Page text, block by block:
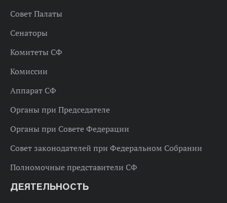
Совет Палаты
Сенаторы
Комитеты СФ
Комиссии
Аппарат СФ
Органы при Председателе
Органы при Совете Федерации
Совет законодателей при Федеральном Собрании
Полномочные представители СФ
ДЕЯТЕЛЬНОСТЬ